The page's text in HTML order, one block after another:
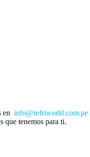
en info@refriworld.com.pe
que tenemos para ti.